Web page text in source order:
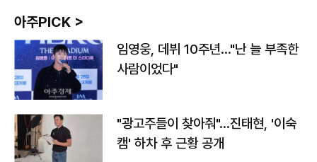
아주PICK >
임영웅, 데뷔 10주년…"난 늘 부족한
사람이었다"
"광고주들이 찾아줘"…진태현, '이숙
캠' 하차 후 근황 공개